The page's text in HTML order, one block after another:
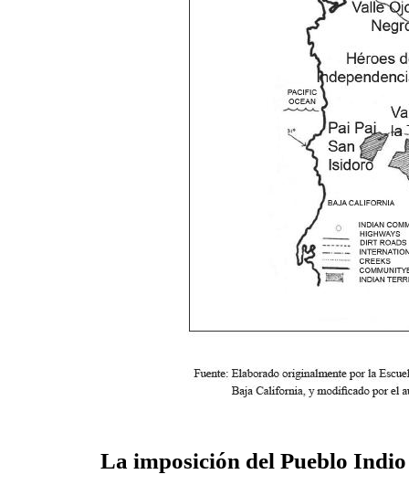
La imposición del Pueblo Indio